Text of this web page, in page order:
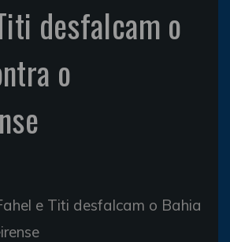
desfalcam o
o
e Titi desfalcam o Bahia